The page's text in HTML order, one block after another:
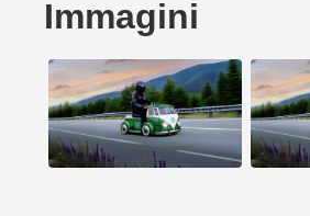
Immagini